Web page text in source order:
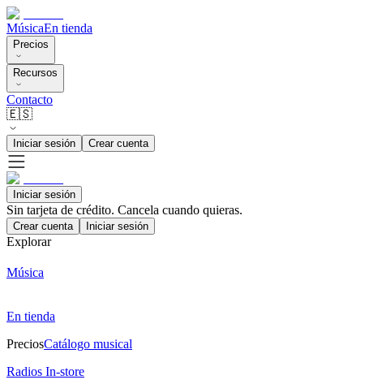
MúsicaEn tienda
Precios
Recursos
Contacto
🇪🇸
Iniciar sesión Crear cuenta
Iniciar sesión
Sin tarjeta de crédito. Cancela cuando quieras.
Crear cuenta Iniciar sesión
Explorar
Música
En tienda
PreciosCatálogo musical
Radios In-store